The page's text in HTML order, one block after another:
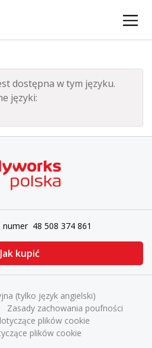
dostępna w tym języku.
języki:
48 508 374 861
Jak kupić
(tylko język angielski)
Zasady zachowania poufności
plików cookie
plików cookie